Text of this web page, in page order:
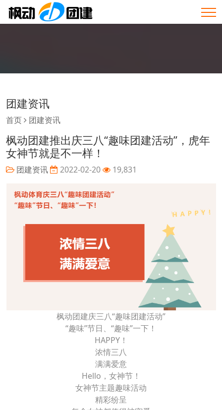
团建资讯
首页 团建资讯
枫动团建推出庆三八“趣味团建活动”，虎年
女神节就是不一样！
团建资讯 2022-02-20 19,831
枫动团建庆三八“趣味团建活动”
“趣味”节日、“趣味”一下！
HAPPY！
浓情三八
满满爱意
Hello，女神节！
女神节主题趣味活动
精彩纷呈